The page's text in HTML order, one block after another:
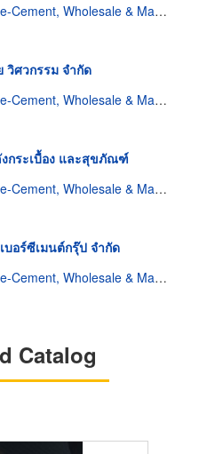
Cement, Wholesale & Manufacturers
วิศวกรรม จำกัด
Cement, Wholesale & Manufacturers
กระเบื้อง และสุขภัณฑ์
Cement, Wholesale & Manufacturers
บอร์ซีเมนต์กรุ๊ป จำกัด
Cement, Wholesale & Manufacturers
Catalog